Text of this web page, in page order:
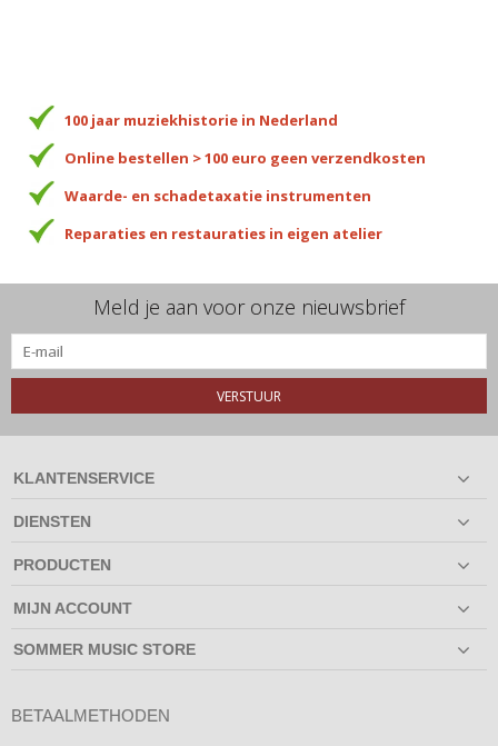
100 jaar muziekhistorie in Nederland
Online bestellen > 100 euro geen verzendkosten
Waarde- en schadetaxatie instrumenten
Reparaties en restauraties in eigen atelier
Meld je aan voor onze nieuwsbrief
VERSTUUR
KLANTENSERVICE
DIENSTEN
PRODUCTEN
MIJN ACCOUNT
SOMMER MUSIC STORE
BETAALMETHODEN